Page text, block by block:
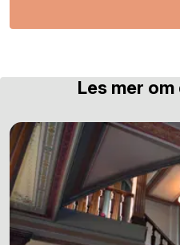
Les mer